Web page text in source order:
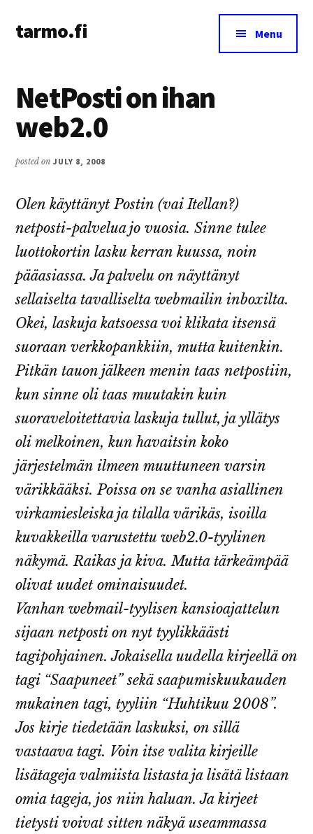
main
primary
menu
tarmo.fi
on
education,
technology,
and
Menu
NetPosti on ihan
web2.0
posted onJULY 8, 2008
Olen käyttänyt Postin (vai Itellan?)
netposti-palvelua jo vuosia. Sinne tulee
luottokortin lasku kerran kuussa, noin
pääasiassa. Ja palvelu on näyttänyt
sellaiselta tavalliselta webmailin inboxilta.
Okei, laskuja katsoessa voi klikata itsensä
suoraan verkkopankkiin, mutta kuitenkin.
Pitkän tauon jälkeen menin taas netpostiin,
kun sinne oli taas muutakin kuin
suoraveloitettavia laskuja tullut, ja yllätys
oli melkoinen, kun havaitsin koko
järjestelmän ilmeen muuttuneen varsin
värikkääksi. Poissa on se vanha asiallinen
virkamiesleiska ja tilalla värikäs, isoilla
kuvakkeilla varustettu web2.0-tyylinen
näkymä. Raikas ja kiva. Mutta tärkeämpää
olivat uudet ominaisuudet.
Vanhan webmail-tyylisen kansioajattelun
sijaan netposti on nyt tyylikkäästi
tagipohjainen. Jokaisella uudella kirjeellä on
tagi “Saapuneet” sekä saapumiskuukauden
mukainen tagi, tyyliin “Huhtikuu 2008”.
Jos kirje tiedetään laskuksi, on sillä
vastaava tagi. Voin itse valita kirjeille
lisätageja valmiista listasta ja lisätä listaan
omia tageja, jos niin haluan. Ja kirjeet
tietysti voivat sitten näkyä useammassa